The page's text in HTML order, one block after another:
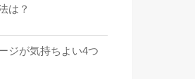
は？
ジが気持ちよい4つ